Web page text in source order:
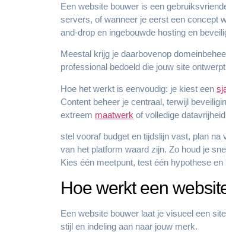
Een website bouwer is een
servers, of wanneer je eerst een concept
and-drop en ingebouwde hosting en
Meestal krijg je daarbovenop
professional bedoeld die jouw site
Hoe het werkt is eenvoudig: je kiest een
Content beheer je centraal, terwijl
extreem maatwerk of volledige
stel vooraf budget en tijdslijn vast, plan na
van het platform waard zijn. Zo houd je
Kies één meetpunt, test één hypothese
Hoe werkt een
Een website bouwer laat je visueel een
stijl en indeling aan naar jouw merk.